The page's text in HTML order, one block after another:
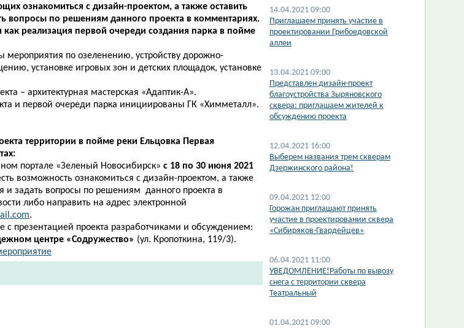
ознакомиться с дизайн-проектом, а также оставить
вопросы по решениям данного проекта в комментариях.
как реализация первой очереди создания парка в пойме
мероприятия по озеленению, устройству дорожно-
установке игровых зон и детских площадок, установке
– архитектурная мастерская «Адаптик-А».
и первой очереди парка инициированы ГК «Химметалл».
территории в пойме реки Ельцовка Первая
портале «Зеленый Новосибирск» с 18 по 30 июня 2021
возможность ознакомиться с дизайн-проектом, а также
и задать вопросы по решениям данного проекта в
либо направить на адрес электронной
.
с презентацией проекта разработчиками и обсуждением:
центре «Содружество» (ул. Кропоткина, 119/3).
14.04.2021 09:00
Приглашаем принять участие в
проектировании Грибоедовской
аллеи
13.04.2021 09:00
Представлен дизайн-проект
благоустройства Зыряновского
сквера: приглашаем жителей к
обсуждению проекта
12.04.2021 16:00
Выберем названия трем скверам
Дзержинского района!
09.04.2021 12:00
Горожан приглашают принять
участие в проектировании сквера
«Сибиряков-Гвардейцев»
06.04.2021 11:00
УВЕДОМЛЕНИЕ!Работы по вывозу
снега с территории сквера
Театральный
01.04.2021 09:00